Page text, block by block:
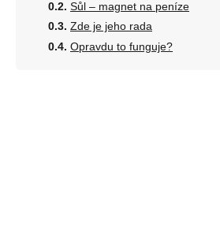
Sůl – magnet na peníze
Zde je jeho rada
Opravdu to funguje?